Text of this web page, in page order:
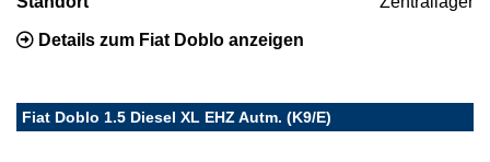
Details zum Fiat Doblo anzeigen
Fiat Doblo 1.5 Diesel XL EHZ Autm. (K9/E)